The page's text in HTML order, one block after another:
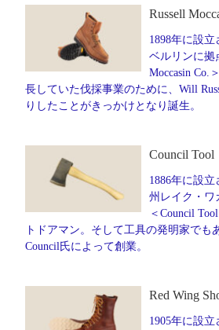
Russell
1898年に設
ベルリンに拠
Moccasin Co.
長していた伐採事業のために、Will
りしたことがきっかけとなり誕生。
Council Tool
1886年に設
州レイク・ワ
＜Council
トドアマン。そして工具の発明家でも
Council氏によって創業。
Red Wing
1905年に設